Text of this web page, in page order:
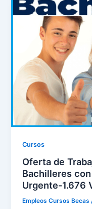
Cursos
Oferta de
Bachilleres
Urgente-1.676
Empleos Cursos Becas